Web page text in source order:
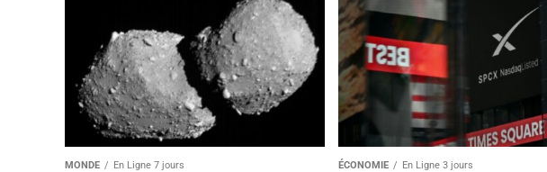
MONDE En Ligne 7 jours ÉCONOMIE En Ligne 3 jours